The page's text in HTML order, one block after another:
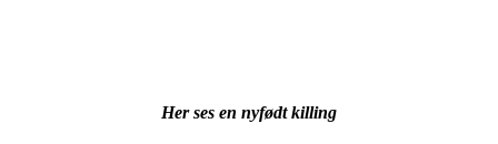
Her ses en nyfødt killing